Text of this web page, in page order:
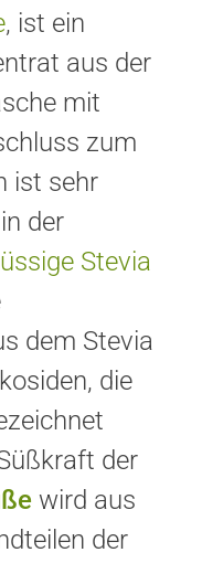
, ist ein
aus der
mit
zum
ist sehr
der
Stevia
dem Stevia
die
der
wird aus
der